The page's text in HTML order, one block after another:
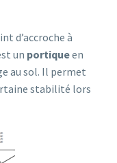
d’accroche à
un portiqueen
au sol. Il permet
stabilité lors